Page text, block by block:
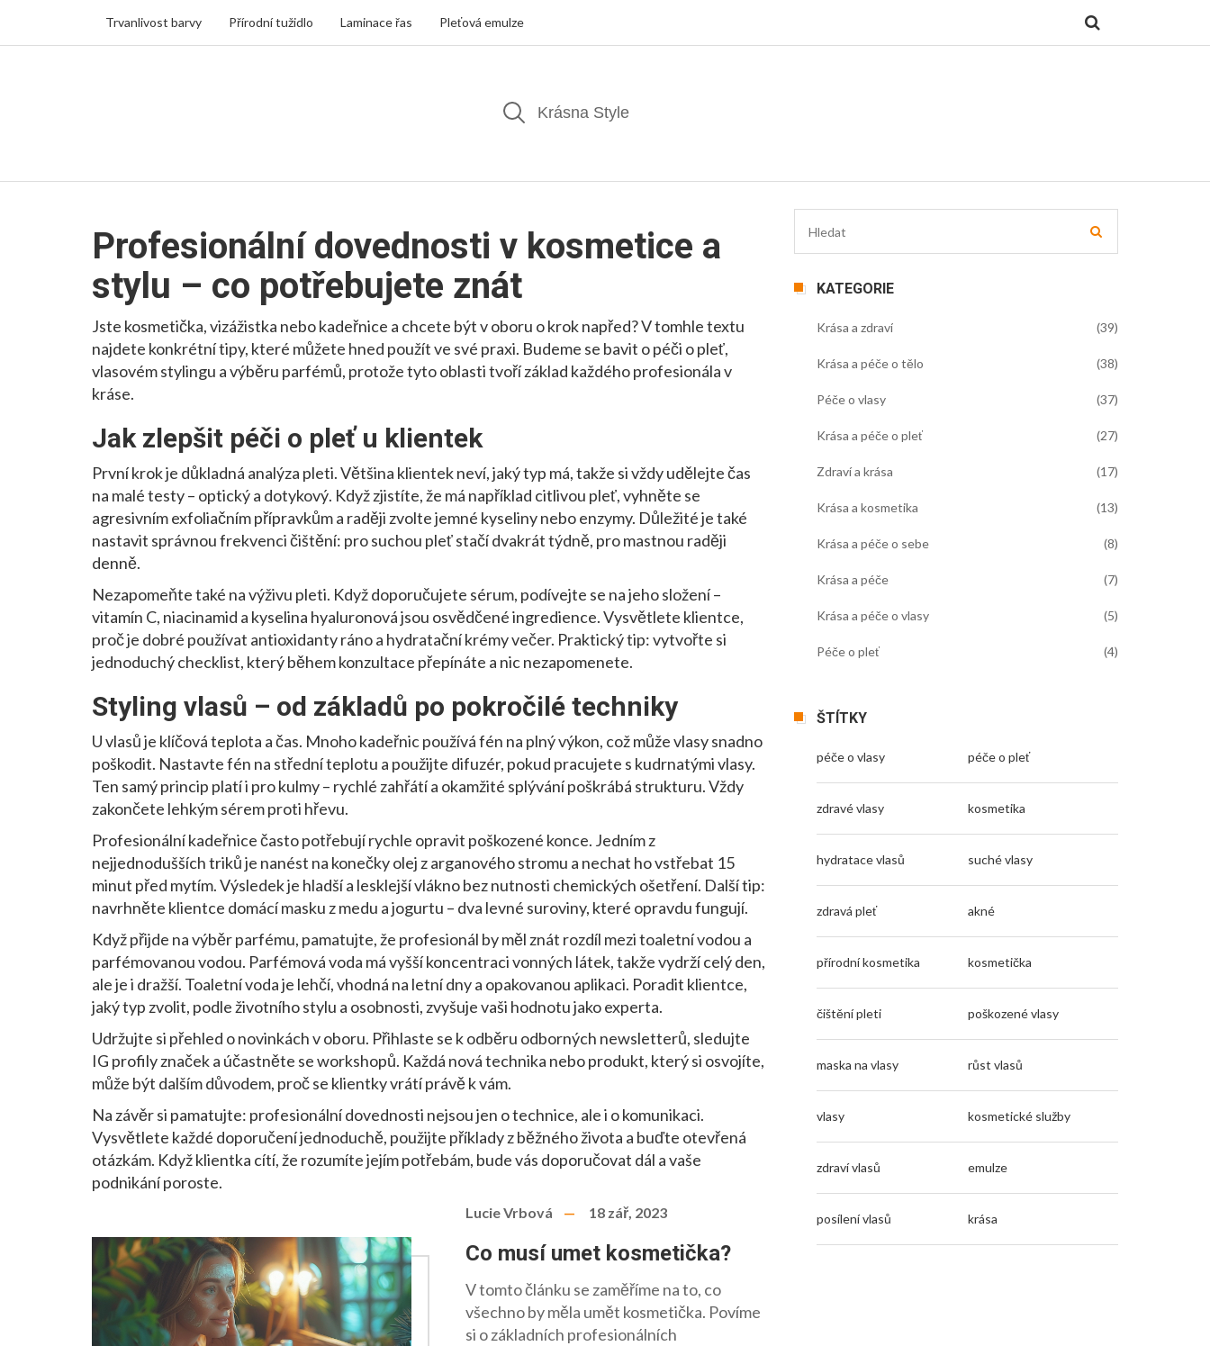
Trvanlivost barvy Přírodní tužidlo Laminace řas Pleťová emulze
Profesionální dovednosti v kosmetice a
stylu – co potřebujete znát
Jste kosmetička, vizážistka nebo kadeřnice a chcete být v oboru o krok napřed? V tomhle textu
najdete konkrétní tipy, které můžete hned použít ve své praxi. Budeme se bavit o péči o pleť,
vlasovém stylingu a výběru parfémů, protože tyto oblasti tvoří základ každého profesionála v
kráse.
Jak zlepšit péči o pleť u klientek
První krok je důkladná analýza pleti. Většina klientek neví, jaký typ má, takže si vždy udělejte čas
na malé testy – optický a dotykový. Když zjistíte, že má například citlivou pleť, vyhněte se
agresivním exfoliačním přípravkům a raději zvolte jemné kyseliny nebo enzymy. Důležité je také
nastavit správnou frekvenci čištění: pro suchou pleť stačí dvakrát týdně, pro mastnou raději
denně.
Nezapomeňte také na výživu pleti. Když doporučujete sérum, podívejte se na jeho složení –
vitamín C, niacinamid a kyselina hyaluronová jsou osvědčené ingredience. Vysvětlete klientce,
proč je dobré používat antioxidanty ráno a hydratační krémy večer. Praktický tip: vytvořte si
jednoduchý checklist, který během konzultace přepínáte a nic nezapomenete.
Styling vlasů – od základů po pokročilé techniky
U vlasů je klíčová teplota a čas. Mnoho kadeřnic používá fén na plný výkon, což může vlasy snadno
poškodit. Nastavte fén na střední teplotu a použijte difuzér, pokud pracujete s kudrnatými vlasy.
Ten samý princip platí i pro kulmy – rychlé zahřátí a okamžité splývání poškrábá strukturu. Vždy
zakončete lehkým sérem proti hřevu.
Profesionální kadeřnice často potřebují rychle opravit poškozené konce. Jedním z
nejjednodušších triků je nanést na konečky olej z arganového stromu a nechat ho vstřebat 15
minut před mytím. Výsledek je hladší a lesklejší vlákno bez nutnosti chemických ošetření. Další tip:
navrhněte klientce domácí masku z medu a jogurtu – dva levné suroviny, které opravdu fungují.
Když přijde na výběr parfému, pamatujte, že profesionál by měl znát rozdíl mezi toaletní vodou a
parfémovanou vodou. Parfémová voda má vyšší koncentraci vonných látek, takže vydrží celý den,
ale je i dražší. Toaletní voda je lehčí, vhodná na letní dny a opakovanou aplikaci. Poradit klientce,
jaký typ zvolit, podle životního stylu a osobnosti, zvyšuje vaši hodnotu jako experta.
Udržujte si přehled o novinkách v oboru. Přihlaste se k odběru odborných newsletterů, sledujte
IG profily značek a účastněte se workshopů. Každá nová technika nebo produkt, který si osvojíte,
může být dalším důvodem, proč se klientky vrátí právě k vám.
Na závěr si pamatujte: profesionální dovednosti nejsou jen o technice, ale i o komunikaci.
Vysvětlete každé doporučení jednoduchě, použijte příklady z běžného života a buďte otevřená
otázkám. Když klientka cítí, že rozumíte jejím potřebám, bude vás doporučovat dál a vaše
podnikání poroste.
Lucie Vrbová 18 zář, 2023
Co musí umet kosmetička?
V tomto článku se zaměříme na to, co
všechno by měla umět kosmetička. Povíme
si o základních profesionálních
KATEGORIE
Krása a zdraví (39)
Krása a péče o tělo (38)
Péče o vlasy (37)
Krása a péče o pleť (27)
Zdraví a krása (17)
Krása a kosmetika (13)
Krása a péče o sebe (8)
Krása a péče (7)
Krása a péče o vlasy (5)
Péče o pleť (4)
ŠTÍTKY
péče o vlasy péče o pleť
zdravé vlasy kosmetika
hydratace vlasů suché vlasy
zdravá pleť akné
přírodní kosmetika kosmetička
čištění pleti poškozené vlasy
maska na vlasy růst vlasů
vlasy kosmetické služby
zdraví vlasů emulze
posílení vlasů krása